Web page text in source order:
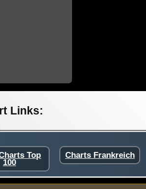
Links:
Top
100
Charts Frankreich